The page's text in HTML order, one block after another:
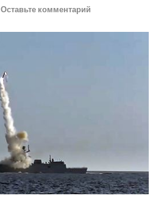
Оставьте комментарий